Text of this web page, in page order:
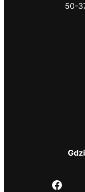
50-
https://www.facebook.com/TutoringPWr